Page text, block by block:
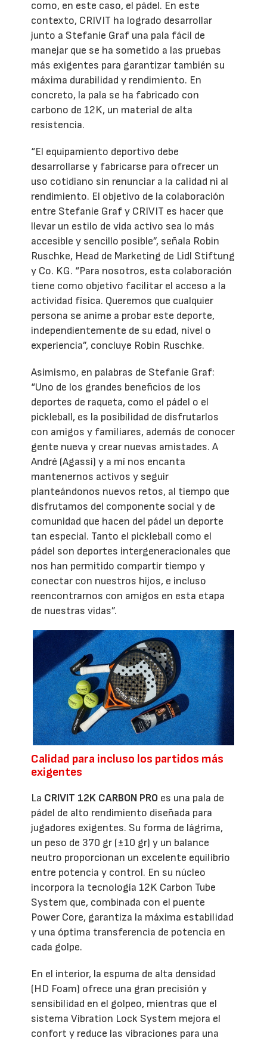
como, en este caso, el pádel. En este
contexto, CRIVIT ha logrado desarrollar
junto a Stefanie Graf una pala fácil de
manejar que se ha sometido a las pruebas
más exigentes para garantizar también su
máxima durabilidad y rendimiento. En
concreto, la pala se ha fabricado con
carbono de 12K, un material de alta
resistencia.
“El equipamiento deportivo debe
desarrollarse y fabricarse para ofrecer un
uso cotidiano sin renunciar a la calidad ni al
rendimiento. El objetivo de la colaboración
entre Stefanie Graf y CRIVIT es hacer que
llevar un estilo de vida activo sea lo más
accesible y sencillo posible”, señala Robin
Ruschke, Head de Marketing de Lidl Stiftung
y Co. KG. “Para nosotros, esta colaboración
tiene como objetivo facilitar el acceso a la
actividad física. Queremos que cualquier
persona se anime a probar este deporte,
independientemente de su edad, nivel o
experiencia”, concluye Robin Ruschke.
Asimismo, en palabras de Stefanie Graf:
“Uno de los grandes beneficios de los
deportes de raqueta, como el pádel o el
pickleball, es la posibilidad de disfrutarlos
con amigos y familiares, además de conocer
gente nueva y crear nuevas amistades. A
André (Agassi) y a mí nos encanta
mantenernos activos y seguir
planteándonos nuevos retos, al tiempo que
disfrutamos del componente social y de
comunidad que hacen del pádel un deporte
tan especial. Tanto el pickleball como el
pádel son deportes intergeneracionales que
nos han permitido compartir tiempo y
conectar con nuestros hijos, e incluso
reencontrarnos con amigos en esta etapa
de nuestras vidas”.
Calidad para incluso los partidos más
exigentes
La CRIVIT 12K CARBON PRO es una pala de
pádel de alto rendimiento diseñada para
jugadores exigentes. Su forma de lágrima,
un peso de 370 gr (±10 gr) y un balance
neutro proporcionan un excelente equilibrio
entre potencia y control. En su núcleo
incorpora la tecnología 12K Carbon Tube
System que, combinada con el puente
Power Core, garantiza la máxima estabilidad
y una óptima transferencia de potencia en
cada golpe.
En el interior, la espuma de alta densidad
(HD Foam) ofrece una gran precisión y
sensibilidad en el golpeo, mientras que el
sistema Vibration Lock System mejora el
confort y reduce las vibraciones para una